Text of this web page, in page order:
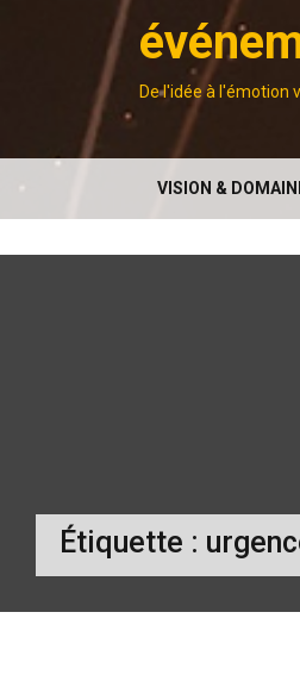
De l'idée à l'émotion
VISION &
Étiquette :